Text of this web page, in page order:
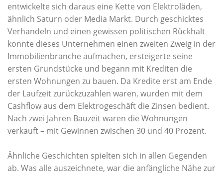
entwickelte sich daraus eine Kette von Elektroläden,
ähnlich Saturn oder Media Markt. Durch geschicktes
Verhandeln und einen gewissen politischen Rückhalt
konnte dieses Unternehmen einen zweiten Zweig in der
Immobilienbranche aufmachen, ersteigerte seine
ersten Grundstücke und begann mit Krediten die
ersten Wohnungen zu bauen. Da Kredite erst am Ende
der Laufzeit zurückzuzahlen waren, wurden mit dem
Cashflow aus dem Elektrogeschäft die Zinsen bedient.
Nach zwei Jahren Bauzeit waren die Wohnungen
verkauft – mit Gewinnen zwischen 30 und 40 Prozent.
Ähnliche Geschichten spielten sich in allen Gegenden
ab. Was alle auszeichnete, war die anfängliche Nähe zur